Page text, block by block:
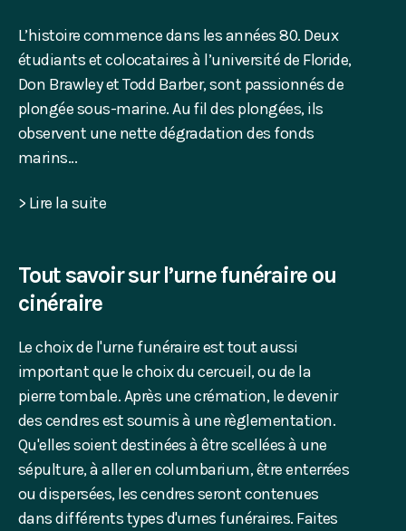
L’histoire commence dans les années 80. Deux
étudiants et colocataires à l’université de Floride,
Don Brawley et Todd Barber, sont passionnés de
plongée sous-marine. Au fil des plongées, ils
observent une nette dégradation des fonds
marins...
> Lire la suite
Tout savoir sur l’urne funéraire ou
cinéraire
Le choix de l'urne funéraire est tout aussi
important que le choix du cercueil, ou de la
pierre tombale. Après une crémation, le devenir
des cendres est soumis à une règlementation.
Qu'elles soient destinées à être scellées à une
sépulture, à aller en columbarium, être enterrées
ou dispersées, les cendres seront contenues
dans différents types d'urnes funéraires. Faites